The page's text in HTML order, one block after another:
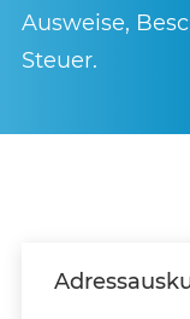
Ausweise,
Steuer.